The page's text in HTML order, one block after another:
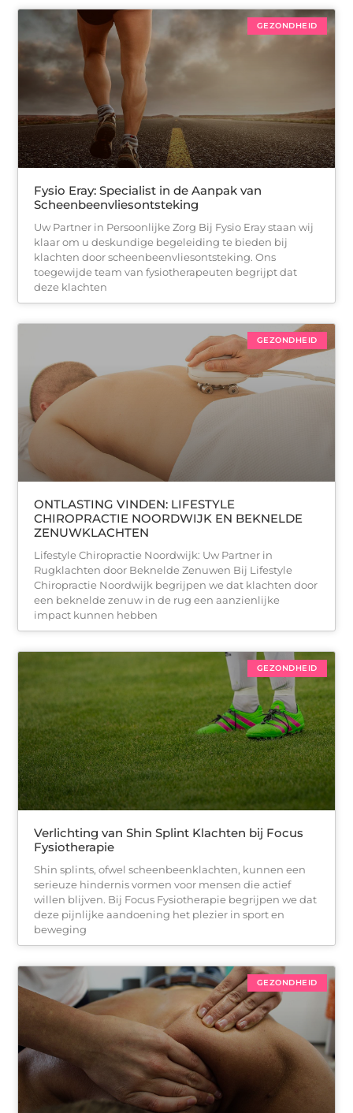
GEZONDHEID
Fysio Eray: Specialist in de Aanpak van
Scheenbeenvliesontsteking
Uw Partner in Persoonlijke Zorg Bij Fysio Eray staan wij
klaar om u deskundige begeleiding te bieden bij
klachten door scheenbeenvliesontsteking. Ons
toegewijde team van fysiotherapeuten begrijpt dat
deze klachten
GEZONDHEID
ONTLASTING VINDEN: LIFESTYLE
CHIROPRACTIE NOORDWIJK EN BEKNELDE
ZENUWKLACHTEN
Lifestyle Chiropractie Noordwijk: Uw Partner in
Rugklachten door Beknelde Zenuwen Bij Lifestyle
Chiropractie Noordwijk begrijpen we dat klachten door
een beknelde zenuw in de rug een aanzienlijke
impact kunnen hebben
GEZONDHEID
Verlichting van Shin Splint Klachten bij Focus
Fysiotherapie
Shin splints, ofwel scheenbeenklachten, kunnen een
serieuze hindernis vormen voor mensen die actief
willen blijven. Bij Focus Fysiotherapie begrijpen we dat
deze pijnlijke aandoening het plezier in sport en
beweging
GEZONDHEID